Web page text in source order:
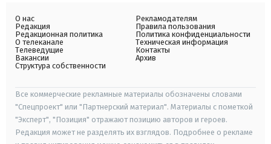
О нас
Редакция
Редакционная политика
О телеканале
Телеведущие
Вакансии
Структура собственности
Рекламодателям
Правила пользования
Политика конфиденциальности
Техническая информация
Контакты
Архив
Все коммерческие рекламные материалы обозначены словами
"Спецпроект" или "Партнерский материал". Материалы с пометкой
"Эксперт", "Позиция" отражают позицию авторов и героев.
Редакция может не разделять их взглядов. Подробнее о рекламе